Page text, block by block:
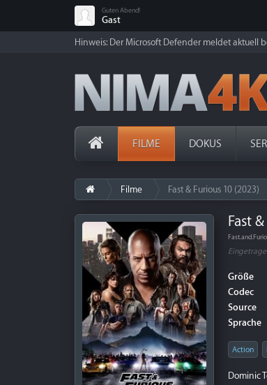
Guten Abend!
Gast
Hinweis: Der Microsoft Defender meldet aktuell
FILME DOKUS
Filme Fast & Furious 10 (2023)
Fast
Größe
Codec
Source
Sprache
Action
Dominic